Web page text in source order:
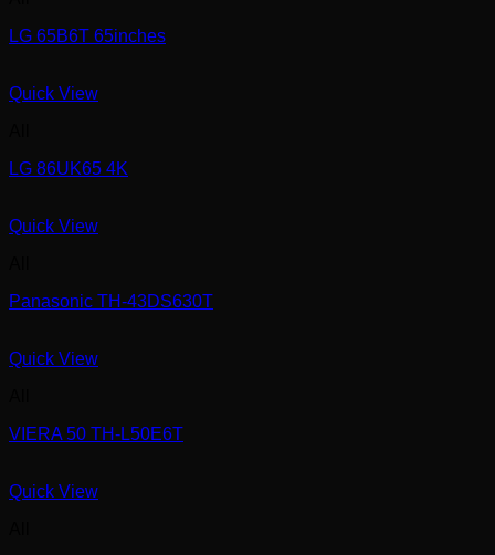
LG 65B6T 65inches
Quick View
LG 86UK65 4K
Quick View
Panasonic TH-43DS630T
Quick View
VIERA 50 TH-L50E6T
Quick View